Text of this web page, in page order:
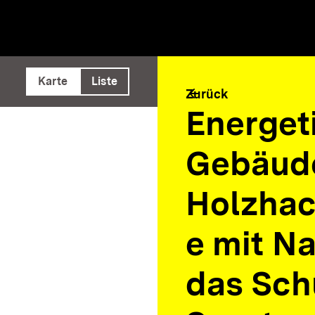
ausführen
Karte Liste
arrow_back
Zurück
e mit
das